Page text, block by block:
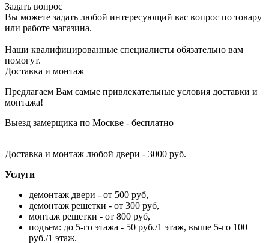
Задать вопрос
Вы можете задать любой интересующий вас вопрос по товару
или работе магазина.
Наши квалифицированные специалисты обязательно вам
помогут.
Доставка и монтаж
Предлагаем Вам самые привлекательные условия доставки и
монтажа!
Выезд замерщика по Москве - бесплатно
Доставка и монтаж любой двери - 3000 руб.
Услуги
демонтаж двери - от 500 руб,
демонтаж решетки - от 300 руб,
монтаж решетки - от 800 руб,
подъем: до 5-го этажа - 50 руб./1 этаж, выше 5-го 100
руб./1 этаж.